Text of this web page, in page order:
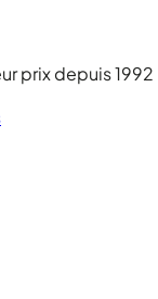
prix depuis 1992